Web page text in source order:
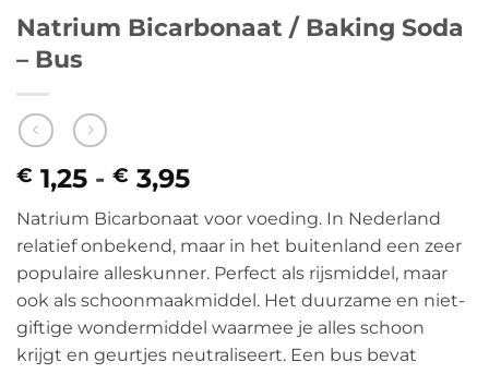
Natrium Bicarbonaat / Baking Soda
– Bus
€ 1,25 - € 3,95
€ 1,25
tot
€ 3,95
Natrium Bicarbonaat voor voeding. In Nederland
relatief onbekend, maar in het buitenland een zeer
populaire alleskunner. Perfect als rijsmiddel, maar
ook als schoonmaakmiddel. Het duurzame en niet-
giftige wondermiddel waarmee je alles schoon
krijgt en geurtjes neutraliseert. Een bus bevat